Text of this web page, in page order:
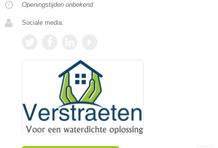
Openingstijden onbekend
Sociale media: